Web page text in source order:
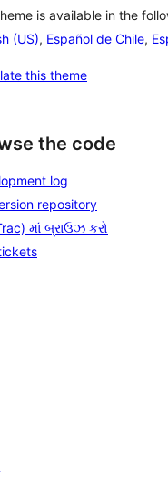
is available in the
(US), Español de Chile,
this theme
the code
log
repository
માં બ્રાઉઝ કરો